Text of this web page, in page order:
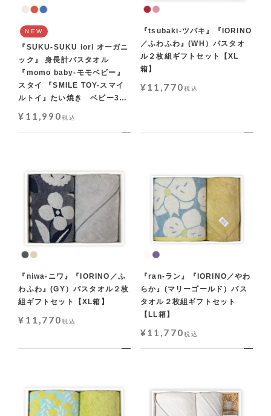
NEW
『SUKU-SUKU iori オーガニ
ック』 身長計バスタオル
『momo baby-モモベビー』
スタイ 『SMILE TOY-スマイ
ルトイ』たい焼き ベビー3点
¥ 11,990税込
『tsubaki-ツバキ』『IORINO
／ふわふわ』(WH）バスタオ
ル２枚組ギフトセット【XL
箱】
¥11,770税込
『niwa-ニワ』『IORINO／ふ
わふわ』(GY）バスタオル２枚
組ギフトセット【XL箱】
¥ 11,770税込
『ran-ラン』『IORINO／やわ
らか』(マリーゴールド）バス
タオル２枚組ギフトセット
【LL箱】
¥11,770税込